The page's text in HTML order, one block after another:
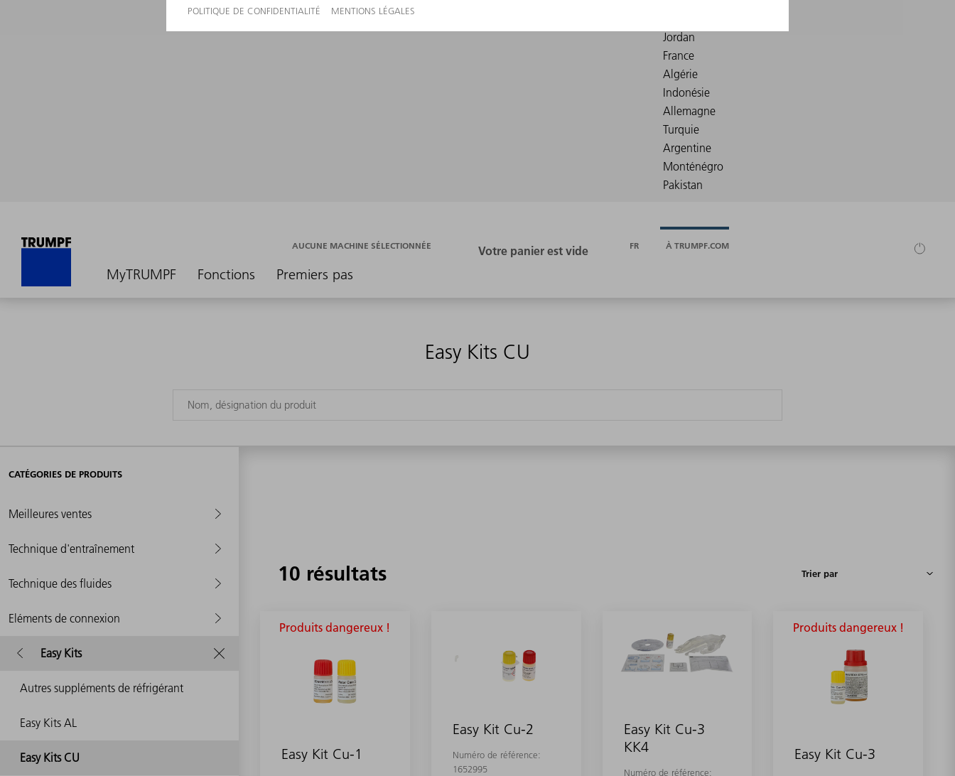
MyTRUMPF Fonctions Premiers pas
AUCUNE MACHINE SÉLECTIONNÉE FR À TRUMPF.COM
Easy Kits CU
CATÉGORIES DE PRODUITS
Meilleures ventes
Technique d'entraînement
Technique des fluides
Eléments de connexion
Easy Kits
Autres suppléments de réfrigérant
Easy Kits AL
Easy Kits CU
10 résultats
Produits dangereux !
Easy Kit Cu-1
Easy Kit Cu-2
Numéro de référence:
1652995
Easy Kit Cu-3
KK4
Numéro de référence:
Produits dangereux !
Easy Kit Cu-3